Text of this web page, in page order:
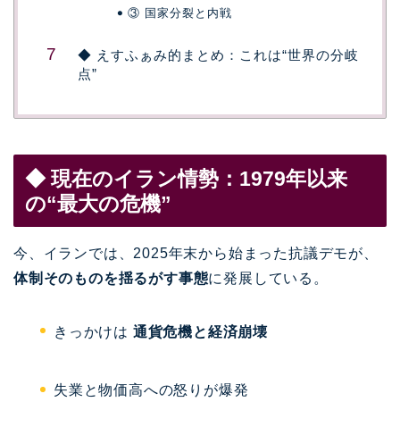
③ 国家分裂と内戦
◆ えすふぁみ的まとめ：これは“世界の分岐
点”
◆ 現在のイラン情勢：1979年以来
の“最大の危機”
今、 イランでは、2025年末から始まった抗議デモが、
体制そのものを揺るがす事態に発展している。
きっかけは 通貨危機と経済崩壊
失業と物価高への怒りが爆発